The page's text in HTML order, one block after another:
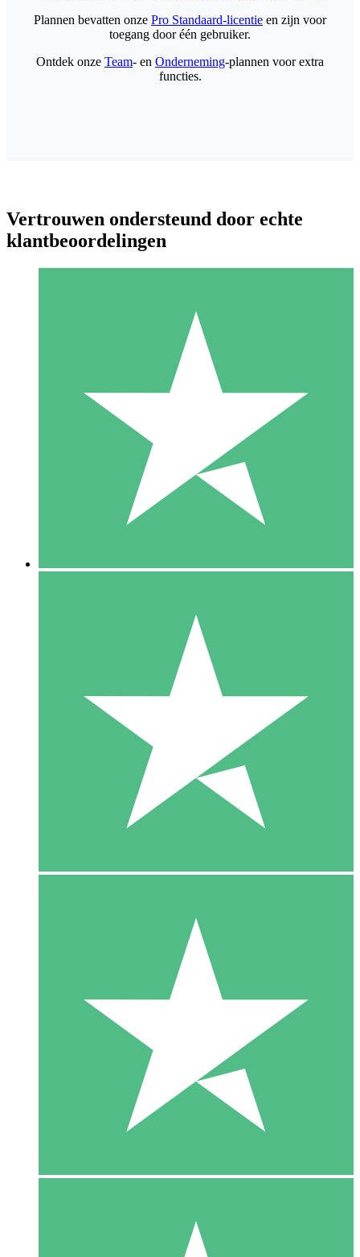
Individuele Creditpakketten
Betaal per gebruik met downloadtegoeden. Geen maandelijkse
1000
10 Downloaden
20 00
Plannen bevatten onze Pro Standaard-licentie en zijn voor
toegang door één gebruiker.
Ontdek onze Team- en Onderneming-plannen voor extra
functies.
Vertrouwen ondersteund door echte
klantbeoordelingen